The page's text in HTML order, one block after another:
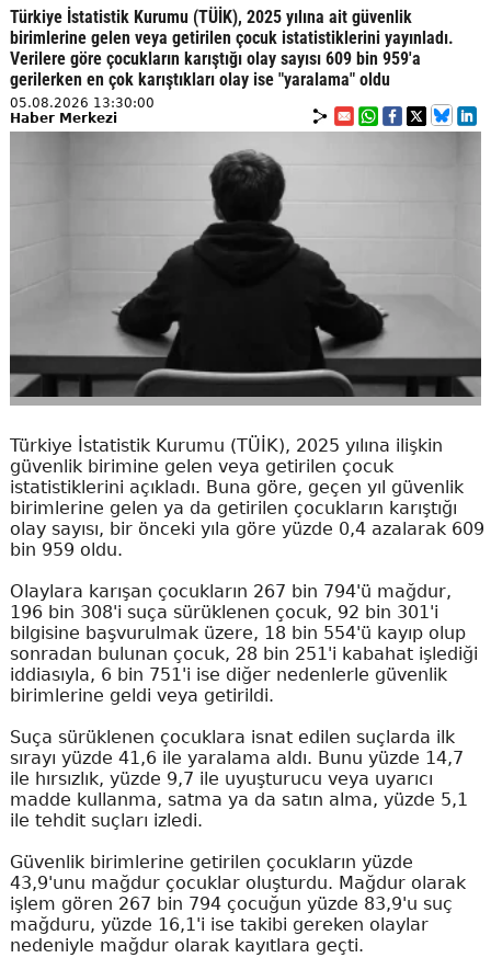
Türkiye İstatistik Kurumu (TÜİK), 2025 yılına ait güvenlik
birimlerine gelen veya getirilen çocuk istatistiklerini yayınladı.
Verilere göre çocukların karıştığı olay sayısı 609 bin 959'a
gerilerken en çok karıştıkları olay ise "yaralama" oldu
05.08.2026 13:30:00
Haber Merkezi
Türkiye İstatistik Kurumu (TÜİK), 2025 yılına ilişkin
güvenlik birimine gelen veya getirilen çocuk
istatistiklerini açıkladı. Buna göre, geçen yıl güvenlik
birimlerine gelen ya da getirilen çocukların karıştığı
olay sayısı, bir önceki yıla göre yüzde 0,4 azalarak 609
bin 959 oldu.
Olaylara karışan çocukların 267 bin 794'ü mağdur,
196 bin 308'i suça sürüklenen çocuk, 92 bin 301'i
bilgisine başvurulmak üzere, 18 bin 554'ü kayıp olup
sonradan bulunan çocuk, 28 bin 251'i kabahat işlediği
iddiasıyla, 6 bin 751'i ise diğer nedenlerle güvenlik
birimlerine geldi veya getirildi.
Suça sürüklenen çocuklara isnat edilen suçlarda ilk
sırayı yüzde 41,6 ile yaralama aldı. Bunu yüzde 14,7
ile hırsızlık, yüzde 9,7 ile uyuşturucu veya uyarıcı
madde kullanma, satma ya da satın alma, yüzde 5,1
ile tehdit suçları izledi.
Güvenlik birimlerine getirilen çocukların yüzde
43,9'unu mağdur çocuklar oluşturdu. Mağdur olarak
işlem gören 267 bin 794 çocuğun yüzde 83,9'u suç
mağduru, yüzde 16,1'i ise takibi gereken olaylar
nedeniyle mağdur olarak kayıtlara geçti.